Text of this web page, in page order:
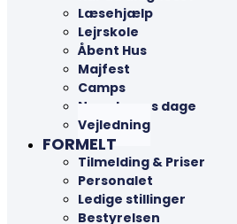
Læsehjælp
Lejrskole
Åbent Hus
Majfest
Camps
Nye elevers dage
Vejledning
FORMELT
Tilmelding & Priser
Personalet
Ledige stillinger
Bestyrelsen